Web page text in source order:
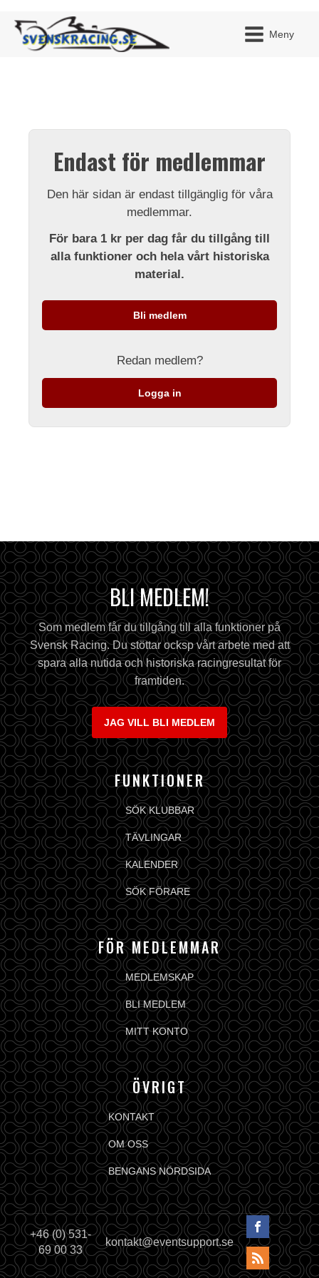
Meny
Endast för medlemmar
Den här sidan är endast tillgänglig för våra
medlemmar.
För bara 1 kr per dag får du tillgång till
alla funktioner och hela vårt historiska
material.
Bli medlem
Redan medlem?
Logga in
BLI MEDLEM!
Som medlem får du tillgång till alla funktioner på
Svensk Racing. Du stöttar ocksp vårt arbete med att
spara alla nutida och historiska racingresultat för
framtiden.
JAG VILL BLI MEDLEM
FUNKTIONER
SÖK KLUBBAR
TÄVLINGAR
KALENDER
SÖK FÖRARE
FÖR MEDLEMMAR
MEDLEMSKAP
BLI MEDLEM
MITT KONTO
ÖVRIGT
KONTAKT
OM OSS
BENGANS NÖRDSIDA
+46 (0) 531-
69 00 33
kontakt@eventsupport.se